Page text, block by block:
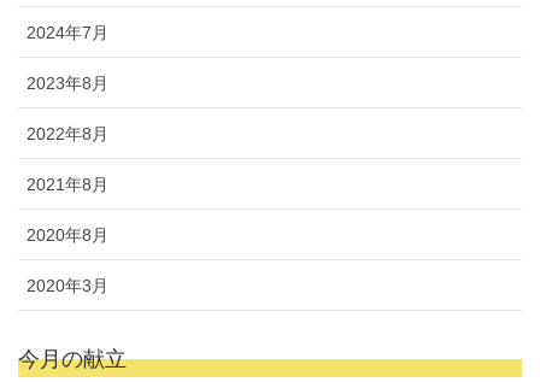
2024年7月
2023年8月
2022年8月
2021年8月
2020年8月
2020年3月
今月の献立